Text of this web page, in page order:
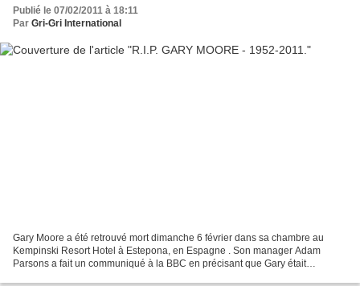
Publié le 07/02/2011 à 18:11
Par Gri-Gri International
Gary Moore a été retrouvé mort dimanche 6 février dans sa chambre au
Kempinski Resort Hotel à Estepona, en Espagne . Son manager Adam
Parsons a fait un communiqué à la BBC en précisant que Gary était